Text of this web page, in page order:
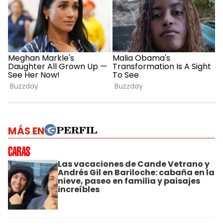
MÁS EN
Las vacaciones de Cande Vetrano y
Andrés Gil en Bariloche: cabaña en la
nieve, paseo en familia y paisajes
increíbles